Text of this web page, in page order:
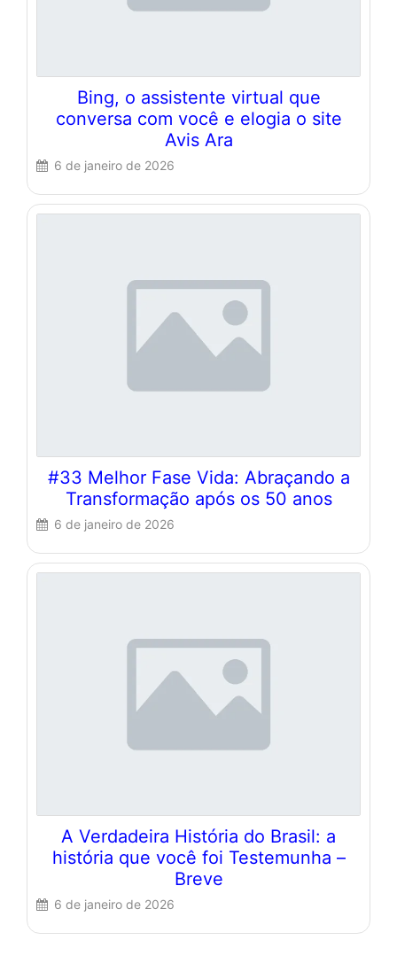
Bing, o assistente virtual que
conversa com você e elogia o site
Avis Ara
6 de janeiro de 2026
#33 Melhor Fase Vida: Abraçando a
Transformação após os 50 anos
6 de janeiro de 2026
A Verdadeira História do Brasil: a
história que você foi Testemunha –
Breve
6 de janeiro de 2026